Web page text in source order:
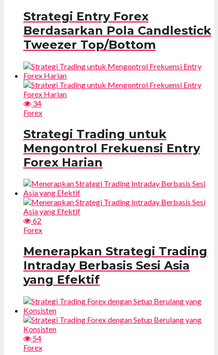
Strategi Entry Forex
Berdasarkan Pola Candlestick
Tweezer Top/Bottom
34
Forex
Strategi Trading untuk
Mengontrol Frekuensi Entry
Forex Harian
62
Forex
Menerapkan Strategi Trading
Intraday Berbasis Sesi Asia
yang Efektif
54
Forex